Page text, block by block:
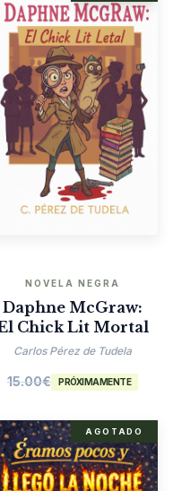
NOVELA NEGRA
Daphne McGraw:
Chick Lit Mortal
Carlos Pérez de Tudela
15.00€ PRÓXIMAMENTE
AGOTADO